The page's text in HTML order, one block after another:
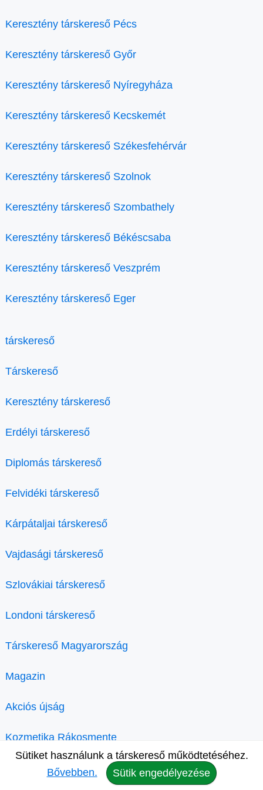
Keresztény társkereső Pécs
Keresztény társkereső Győr
Keresztény társkereső Nyíregyháza
Keresztény társkereső Kecskemét
Keresztény társkereső Székesfehérvár
Keresztény társkereső Szolnok
Keresztény társkereső Szombathely
Keresztény társkereső Békéscsaba
Keresztény társkereső Veszprém
Keresztény társkereső Eger
társkereső
Társkereső
Keresztény társkereső
Erdélyi társkereső
Diplomás társkereső
Felvidéki társkereső
Kárpátaljai társkereső
Vajdasági társkereső
Szlovákiai társkereső
Londoni társkereső
Társkereső Magyarország
Magazin
Akciós újság
Kozmetika Rákosmente
Sütiket használunk a társkereső működtetéséhez.
Bővebben.
Sütik engedélyezése